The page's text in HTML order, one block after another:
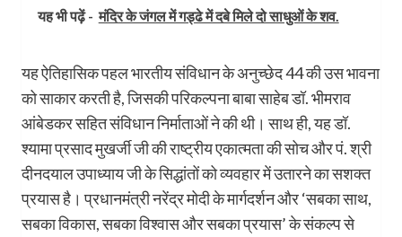
यह भी पढ़ें - मंदिर के जंगल में गड्ढे में दबे मिले दो साधुओं के शव.
यह ऐतिहासिक पहल भारतीय संविधान के अनुच्छेद 44 की उस भावना
को साकार करती है, जिसकी परिकल्पना बाबा साहेब डॉ. भीमराव
आंबेडकर सहित संविधान निर्माताओं ने की थी। साथ ही, यह डॉ.
श्यामा प्रसाद मुखर्जी जी की राष्ट्रीय एकात्मता की सोच और पं. श्री
दीनदयाल उपाध्याय जी के सिद्धांतों को व्यवहार में उतारने का सशक्त
प्रयास है। प्रधानमंत्री नरेंद्र मोदी के मार्गदर्शन और ‘सबका साथ,
सबका विकास, सबका विश्वास और सबका प्रयास’ के संकल्प से